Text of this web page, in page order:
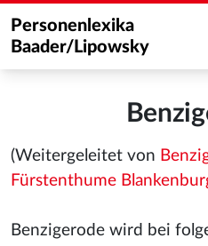
Personenlexika
Baader/Lipowsky
(Weitergeleitet von
Fürstenthume
Benzigerode wird bei